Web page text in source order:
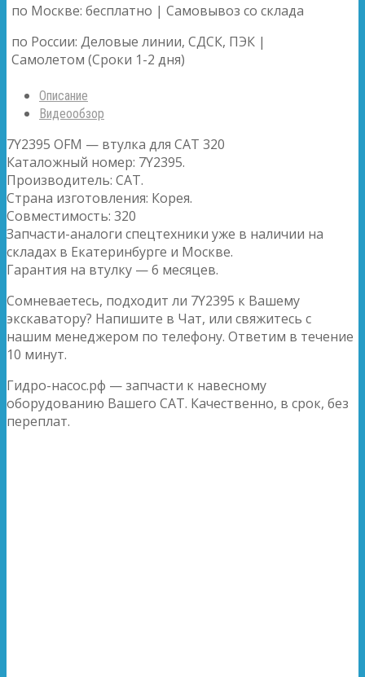
по Москве: бесплатно | Самовывоз со склада
по России: Деловые линии, СДСК, ПЭК |
Самолетом (Сроки 1-2 дня)
Описание
Видеообзор
7Y2395 OFM — втулка для CAT 320
Каталожный номер: 7Y2395.
Производитель: CAT.
Страна изготовления: Корея.
Совместимость: 320
Запчасти-аналоги спецтехники уже в наличии на
складах в Екатеринбурге и Москве.
Гарантия на втулку — 6 месяцев.
Сомневаетесь, подходит ли 7Y2395 к Вашему
экскаватору? Напишите в Чат, или свяжитесь с
нашим менеджером по телефону. Ответим в течение
10 минут.
Гидро-насос.рф — запчасти к навесному
оборудованию Вашего CAT. Качественно, в срок, без
переплат.